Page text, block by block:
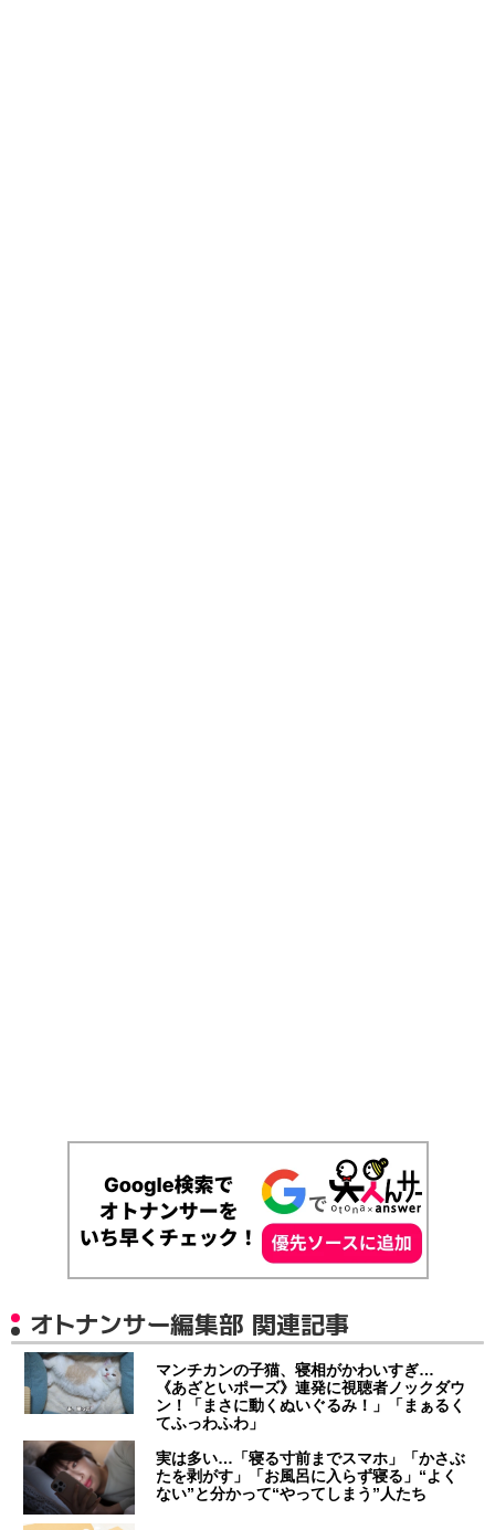
オトナンサー編集部 関連記事
マンチカンの子猫、寝相がかわいすぎ…
《あざといポーズ》連発に視聴者ノックダウ
ン！「まさに動くぬいぐるみ！」「まぁるく
てふっわふわ」
実は多い…「寝る寸前までスマホ」「かさぶ
たを剥がす」「お風呂に入らず寝る」“よく
ない”と分かって“やってしまう”人たち